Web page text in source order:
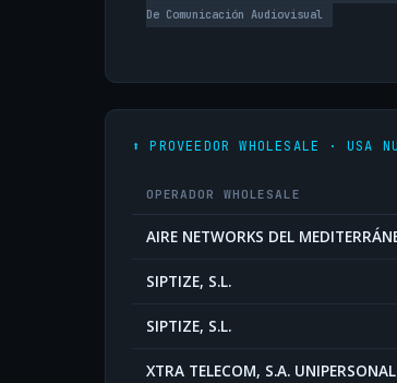
De Comunicación Audiovisual
⬆️ PROVEEDOR WHOLESALE · USA
OPERADOR WHOLESALE
AIRE NETWORKS DEL
SIPTIZE, S.L.
SIPTIZE, S.L.
XTRA TELECOM, S.A. UNIPERSONAL